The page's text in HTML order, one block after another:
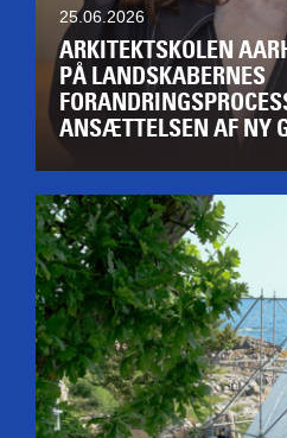
25.06.2026
ARKITEKTSKOLEN
PÅ LANDSKABERNES
ANSÆTTELSEN AF NY